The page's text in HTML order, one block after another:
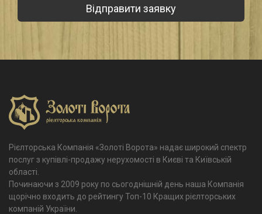
Рієлторська Компанія «Золоті Ворота» надає широкий спектр
послуг з купівлі-продажу нерухомості в Києві та Київській
області.
Починаючи з 2009 року по сьогоднішній день наша Компанія
щорічно входить до рейтингу Топ-10 Кращих рієлторських
компаній України.